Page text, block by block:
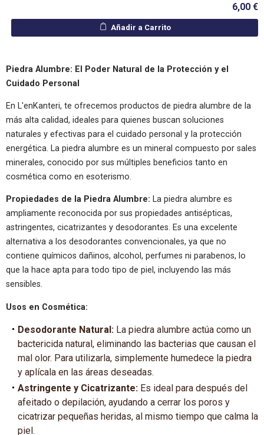
6,00 €
Añadir a Carrito
Piedra Alumbre: El Poder Natural de la Protección y el
Cuidado Personal
En L'enKanteri, te ofrecemos productos de piedra alumbre de la
más alta calidad, ideales para quienes buscan soluciones
naturales y efectivas para el cuidado personal y la protección
energética. La piedra alumbre es un mineral compuesto por sales
minerales, conocido por sus múltiples beneficios tanto en
cosmética como en esoterismo.
Propiedades de la Piedra Alumbre: La piedra alumbre es
ampliamente reconocida por sus propiedades antisépticas,
astringentes, cicatrizantes y desodorantes. Es una excelente
alternativa a los desodorantes convencionales, ya que no
contiene químicos dañinos, alcohol, perfumes ni parabenos, lo
que la hace apta para todo tipo de piel, incluyendo las más
sensibles.
Usos en Cosmética:
Desodorante Natural: La piedra alumbre actúa como un
bactericida natural, eliminando las bacterias que causan el
mal olor. Para utilizarla, simplemente humedece la piedra
y aplícala en las áreas deseadas.
Astringente y Cicatrizante: Es ideal para después del
afeitado o depilación, ayudando a cerrar los poros y
cicatrizar pequeñas heridas, al mismo tiempo que calma la
piel.